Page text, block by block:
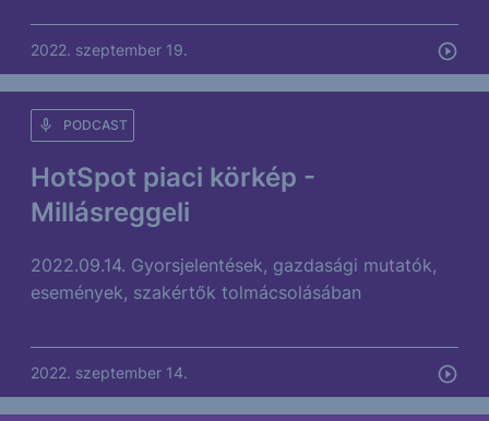
2022. szeptember 19.
HotSpot piaci körkép -
Millásreggeli
PODCAST
2022.09.14. Gyorsjelentések, gazdasági mutatók,
események, szakértők tolmácsolásában
2022. szeptember 14.